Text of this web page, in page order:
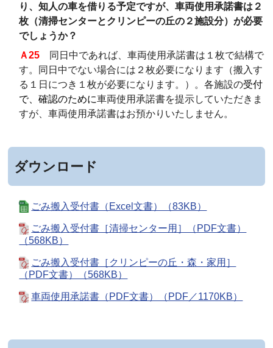
り、知人の車を借りる予定ですが、車両使用承諾書は２
枚（清掃センターとクリンピーの丘の２施設分）が必要
でしょうか？
Ａ25 同日中であれば、車両使用承諾書は１枚で結構で
す。 同日中でない場合には２枚必要になります（搬入す
る１日につき１枚が必要になります。）。各施設の受付
で、確認のために車両使用承諾書を提示していただきま
すが、車両使用承諾書はお預かりいたしません。
ダウンロード
ごみ搬入受付書（Excel文書）（83KB）
ごみ搬入受付書［清掃センター用］（PDF文書）
（568KB）
ごみ搬入受付書［クリンピーの丘・森・家用］
（PDF文書）（568KB）
車両使用承諾書（PDF文書）（PDF／1170KB）